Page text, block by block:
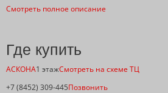
Смотреть полное описание
Где купить
АСКОНА1 этажСмотреть на схеме ТЦ
+7 (8452) 309-445Позвонить